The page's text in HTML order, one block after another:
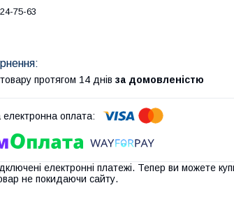
75-63
протягом 14 днів за домовленістю
електронні платежі. Тепер ви можете
не покидаючи сайту.